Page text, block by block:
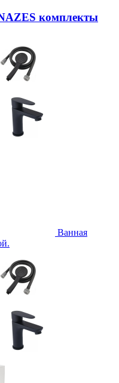
комплекты
Ванная